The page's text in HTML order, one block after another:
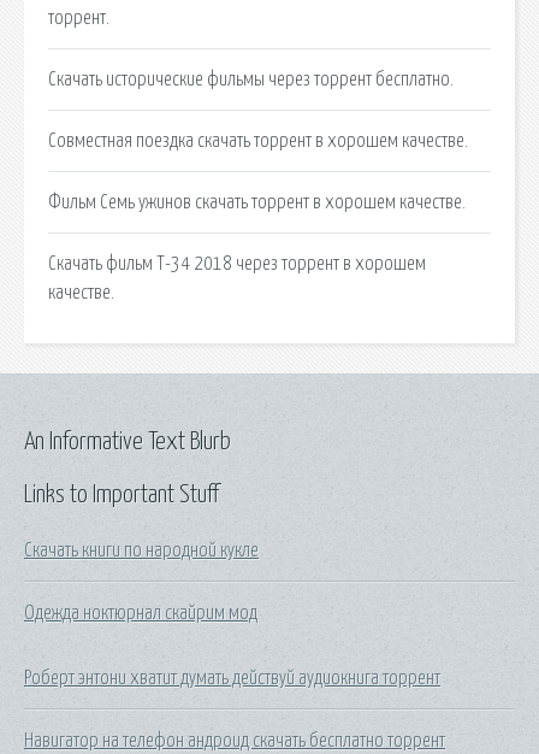
торрент.
Скачать исторические фильмы через торрент бесплатно.
Совместная поездка скачать торрент в хорошем качестве.
Фильм Семь ужинов скачать торрент в хорошем качестве.
Скачать фильм Т-34 2018 через торрент в хорошем
качестве.
Links to Important Stuff
Скачать книги по народной кукле
Одежда ноктюрнал скайрим мод
Роберт энтони хватит думать действуй аудиокнига торрент
Навигатор на телефон андроид скачать бесплатно торрент
An Informative Text Blurb